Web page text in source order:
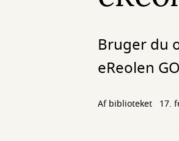
Bruger du
eReolen
Af biblioteket 17.